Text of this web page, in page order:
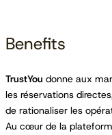
Benefits
TrustYou donne aux
les réservations
de rationaliser les
Au cœur de la